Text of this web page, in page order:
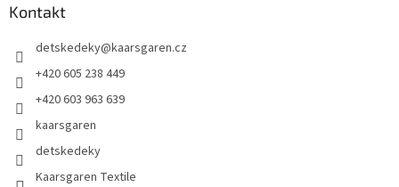
Kontakt
detskedeky@kaarsgaren.cz
+420 605 238 449
+420 603 963 639
kaarsgaren
detskedeky
Kaarsgaren Textile